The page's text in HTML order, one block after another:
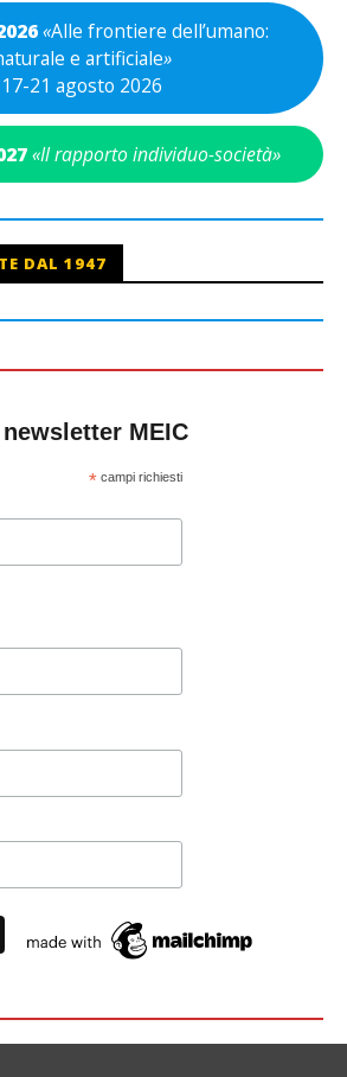
«Alle frontiere dell’umano:
e artificiale»
17-21 agosto 2026
«Il rapporto individuo-società»
DAL 1947
MEIC
*campi richiesti